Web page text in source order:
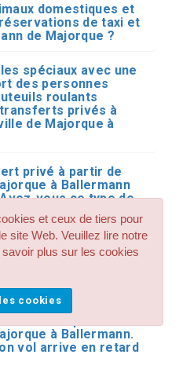
domestiques et
de taxi et
de Majorque ?
spéciaux avec une
des personnes
roulants
privés à
de Majorque à
privé à partir de
à Ballermann
vous ce type de
?
de
partagées avec
vos transferts à
?
à Ballermann.
vol arrive en retard
et ceux de tiers pour
site Web. Veuillez lire notre
savoir plus sur les cookies
cookies